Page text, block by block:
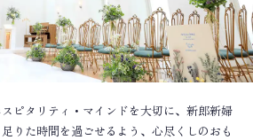
ピタリティ・マインドを大切に、新郎新婦
りた時間を過ごせるよう、心尽くしのおも